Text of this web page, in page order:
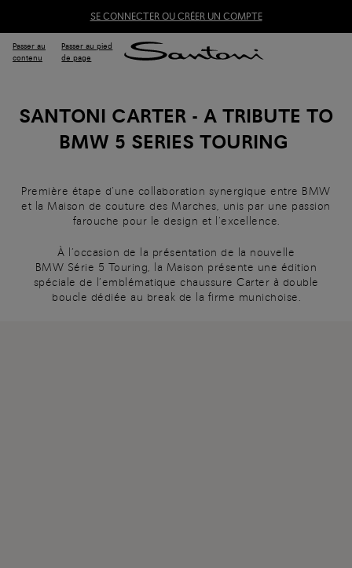
SE CONNECTER OU CRÉER UN COMPTE
Passer au
contenu
Passer au pied
de page
SANTONI CARTER - A TRIBUTE TO
BMW 5 SERIES TOURING
Première étape d’une collaboration synergique entre BMW
et la Maison de couture des Marches, unis par une passion
farouche pour le design et l’excellence.
À l’occasion de la présentation de la nouvelle
BMW Série 5 Touring, la Maison présente une édition
spéciale de l’emblématique chaussure Carter à double
boucle dédiée au break de la firme munichoise.